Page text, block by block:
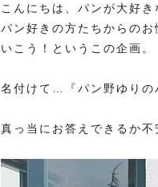
こんにちは、パンが大好き
パン好きの方たちからの
いこう！というこの企画。
名付けて…『パン野ゆりの
真っ当にお答えできるか